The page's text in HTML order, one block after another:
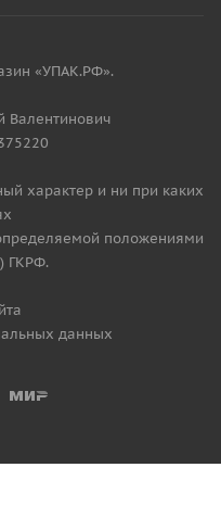
«УПАК.РФ».
Валентинович
характер и ни при каких
положениями
ГКРФ.
данных